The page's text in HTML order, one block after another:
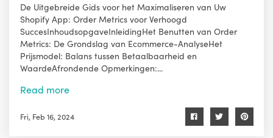
De Uitgebreide Gids voor het Maximaliseren van Uw
Shopify App: Order Metrics voor Verhoogd
SuccesInhoudsopgaveInleidingHet Benutten van Order
Metrics: De Grondslag van Ecommerce-AnalyseHet
Prijsmodel: Balans tussen Betaalbaarheid en
WaardeAfrondende Opmerkingen:...
Read more
Fri, Feb 16, 2024